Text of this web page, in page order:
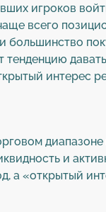
игроков
всего
интерес
и
а «открытый